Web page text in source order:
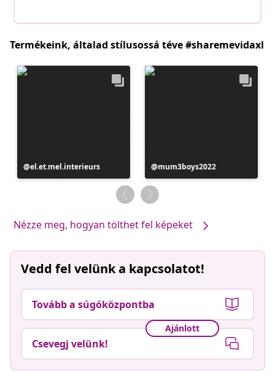
Termékeink, általad stílusossá téve #sharemevidaxl
Bejegyzés
közzétevője
el.et.mel.interieurs
Bejegyzés
közzétevője
mum3boys2022
Nézze meg, hogyan tölthet fel képeket
Vedd fel velünk a kapcsolatot!
Tovább a súgóközpontba
Ajánlott
Csevegj velünk!